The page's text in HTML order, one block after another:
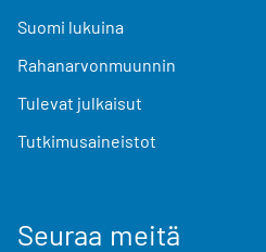
Suomi lukuina
Rahanarvonmuunnin
Tulevat julkaisut
Tutkimusaineistot
Seuraa meitä